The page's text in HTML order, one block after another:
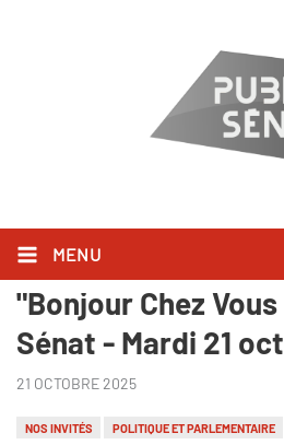
MENU
Sébastien Chenu l'a
"Bonjour Chez
Sénat - Mardi 21
21 OCTOBRE 2025
NOS INVITÉS POLITIQUE ET PARLEMENTAIRE